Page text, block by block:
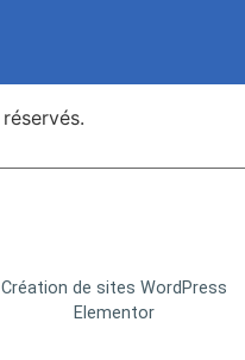
Création de sites WordPress
Elementor